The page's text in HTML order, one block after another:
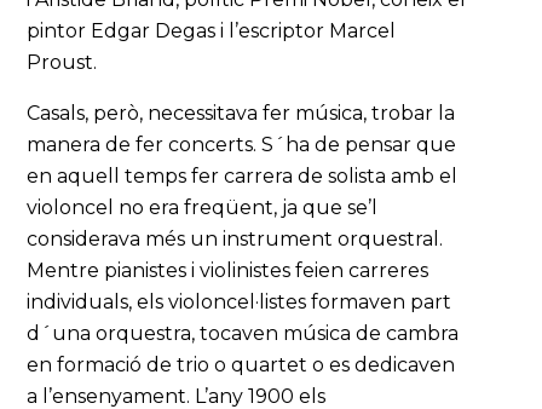
pintor Edgar Degas i l’escriptor Marcel
Proust.
Casals, però, necessitava fer música, trobar la
manera de fer concerts. S´ha de pensar que
en aquell temps fer carrera de solista amb el
violoncel no era freqüent, ja que se’l
considerava més un instrument orquestral.
Mentre pianistes i violinistes feien carreres
individuals, els violoncel·listes formaven part
d´una orquestra, tocaven música de cambra
en formació de trio o quartet o es dedicaven
a l’ensenyament. L’any 1900 els